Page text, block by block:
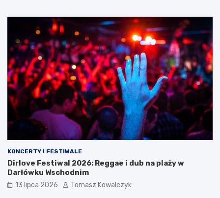
KONCERTY I FESTIWALE
Dirlove Festiwal 2026: Reggae i dub na plaży w
Darłówku Wschodnim
13 lipca 2026 Tomasz Kowalczyk